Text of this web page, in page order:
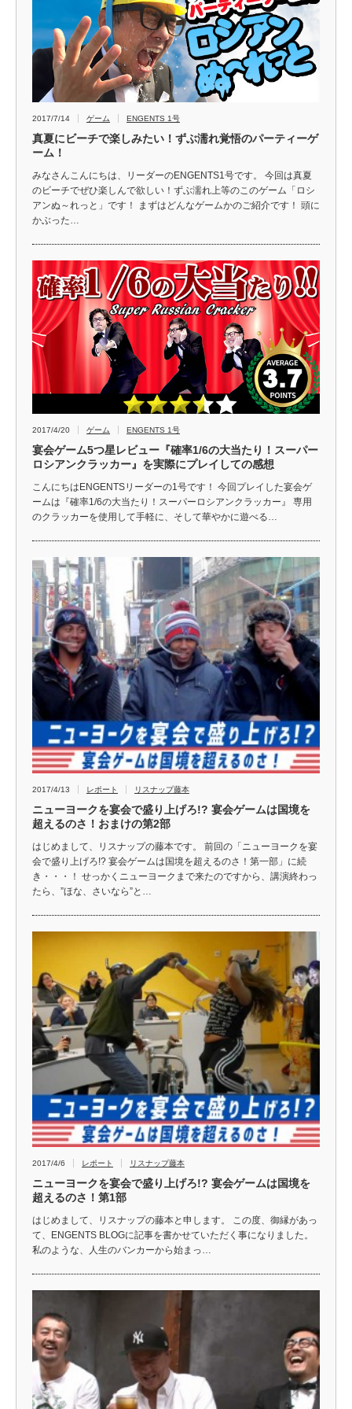
2017/7/14 ゲーム ENGENTS 1号
真夏にビーチで楽しみたい！ずぶ濡れ覚悟のパーティーゲ
ーム！
みなさんこんにちは、リーダーのENGENTS1号です。 今回は真夏
のビーチでぜひ楽しんで欲しい！ずぶ濡れ上等のこのゲーム「ロシ
アンぬ～れっと」です！ まずはどんなゲームかのご紹介です！ 頭に
かぶった…
2017/4/20 ゲーム ENGENTS 1号
宴会ゲーム5つ星レビュー『確率1/6の大当たり！スーパー
ロシアンクラッカー』を実際にプレイしての感想
こんにちはENGENTSリーダーの1号です！ 今回プレイした宴会ゲ
ームは『確率1/6の大当たり！スーパーロシアンクラッカー』 専用
のクラッカーを使用して手軽に、そして華やかに遊べる…
2017/4/13 レポート リスナップ藤本
ニューヨークを宴会で盛り上げろ!? 宴会ゲームは国境を
超えるのさ！おまけの第2部
はじめまして、リスナップの藤本です。 前回の「ニューヨークを宴
会で盛り上げろ!? 宴会ゲームは国境を超えるのさ！第一部」に続
き・・・！ せっかくニューヨークまで来たのですから、講演終わっ
たら、”ほな、さいなら”と…
2017/4/6 レポート リスナップ藤本
ニューヨークを宴会で盛り上げろ!? 宴会ゲームは国境を
超えるのさ！第1部
はじめまして、リスナップの藤本と申します。 この度、御縁があっ
て、ENGENTS BLOGに記事を書かせていただく事になりました。
私のような、人生のバンカーから始まっ…